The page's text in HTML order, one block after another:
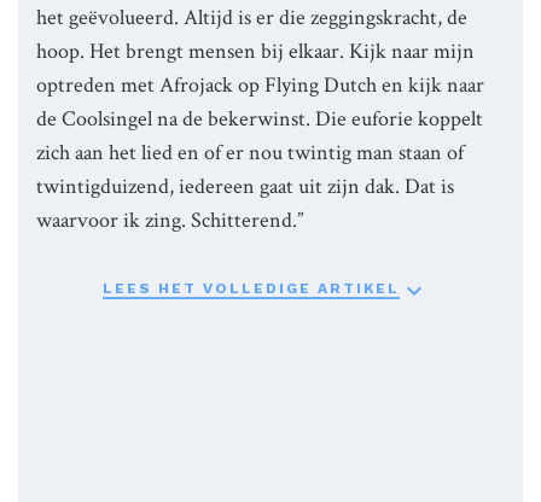
het geëvolueerd. Altijd is er die zeggingskracht, de
hoop. Het brengt mensen bij elkaar. Kijk naar mijn
optreden met Afrojack op Flying Dutch en kijk naar
de Coolsingel na de bekerwinst. Die euforie koppelt
zich aan het lied en of er nou twintig man staan of
twintigduizend, iedereen gaat uit zijn dak. Dat is
waarvoor ik zing. Schitterend.”
LEES HET VOLLEDIGE ARTIKEL 